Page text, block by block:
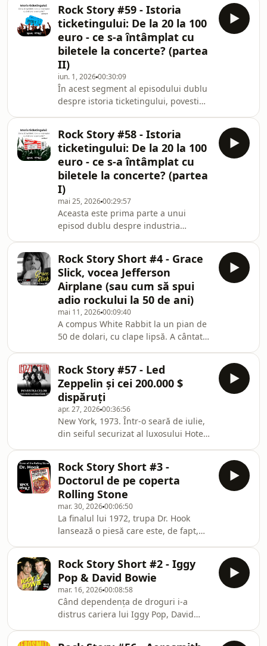
de concert. Alții, chiar în timpul
spectacolului. Unii și-au revenit după
câteva zile de odihnă. Alții au avut
nevoie de luni de recuperare, iar
câțiva nu și-au mai recăpătat
niciodată pe deplin vocea care i-a
făcut celebri.Dar ce se întâmplă, de
fapt, atunc
Rock Story #59 - Istoria
ticketingului: De la 20 la 100
euro - ce s-a întâmplat cu
biletele la concerte? (partea
II)
iun. 1, 202600:30:09
În acest segment al episodului dublu
despre istoria ticketingului, povestim
biletelor pe parcursul ultimilor 25 de
ani. Explicăm cât câștigă statul român
din prețul fiecărui bilet de concert și
ce anume sunt holdurile, biletele
puse deoparte (și pentru cine).
Discutăm despre dynamic pricing,
despre cum e posibil să ai un sold-out
î
Rock Story #58 - Istoria
ticketingului: De la 20 la 100
euro - ce s-a întâmplat cu
biletele la concerte? (partea
I)
mai 25, 202600:29:57
Aceasta este prima parte a unui
episod dublu despre industria
teatru sau la cinema trebuia să stai la
coadă la un ghișeu. Povestim despre
speculanți și bilete false, despre
apariția sistemelor computerizate și
despre cum a devenit Ticketmaster
liderul global al vânzării de bilete la
spectacole. Discutăm și despre cum a
înc
Rock Story Short #4 - Grace
Slick, vocea Jefferson
Airplane (sau cum să spui
adio rockului la 50 de ani)
mai 11, 202600:09:40
A compus White Rabbit la un pian de
50 de dolari, cu clape lipsă. A cântat
cunoscute voci ale contraculturii din
anii 60. Ca voce a trupei Jefferson
Airplane, Grace Slick a transformat
psihedelicul în artă și revolta în
muzică nemuritoare. Avea o teorie
cum că „Toți rockerii peste 50 de ani
arată ridicol și ar trebui să se
retragă.” Și
Rock Story #57 - Led
Zeppelin și cei 200.000 $
dispăruți
apr. 27, 202600:36:56
New York, 1973. Într-o seară de iulie,
din seiful securizat al luxosului Hotel
mai mari trupe de pe planetă la acel
moment: Led Zeppelin. Fără urme de
efracție, fără martori, fără explicații. A
fost o operațiune a mafiei, o trădare
din interior sau cea mai ingenioasă
manevră de a fenta fiscul, orchestrată
chiar de temutul lor
Rock Story Short #3 -
Doctorul de pe coperta
Rolling Stone
mar. 30, 202600:06:50
La finalul lui 1972, trupa Dr. Hook
lansează o piesă care este, de fapt,
Rolling Stone. Ideea cântecului e
simplă și foarte autoironică: trupa
spune că are absolut toate
ingredientele clasice pentru succesul
rock –droguri, groupies, atitudine
superficială și viață haotică – și cu
toate astea nu reușește să ajungă pe
Rock Story Short #2 - Iggy
Pop & David Bowie
mar. 16, 202600:08:58
Când dependența de droguri i-a
distrus cariera lui Iggy Pop, David